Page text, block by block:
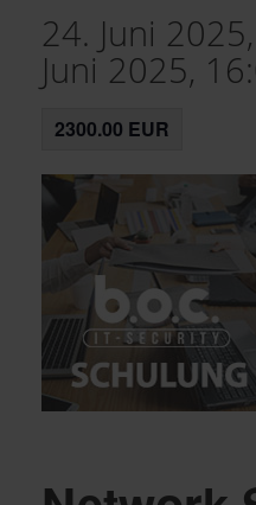
24. Juni
Juni 2025,
2300.00 EUR